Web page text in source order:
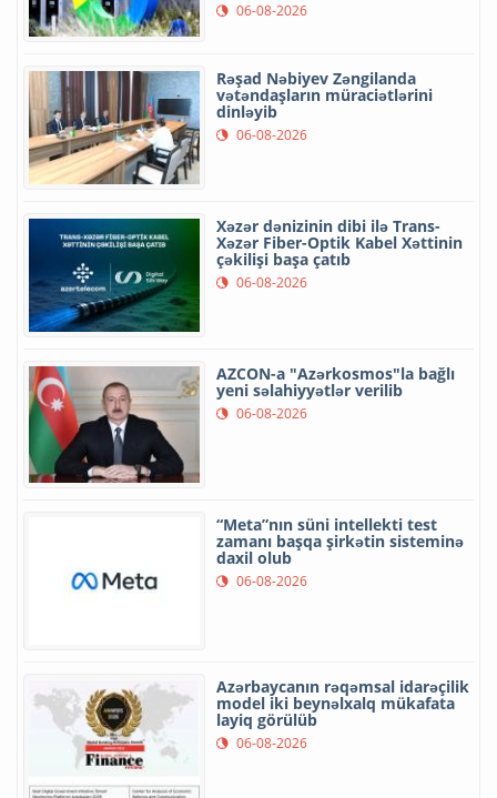
06-08-2026
Rəşad Nəbiyev Zəngilanda
vətəndaşların müraciətlərini
dinləyib
06-08-2026
Xəzər dənizinin dibi ilə Trans-
Xəzər Fiber-Optik Kabel Xəttinin
çəkilişi başa çatıb
06-08-2026
AZCON-a "Azərkosmos"la bağlı
yeni səlahiyyətlər verilib
06-08-2026
“Meta”nın süni intellekti test
zamanı başqa şirkətin sisteminə
daxil olub
06-08-2026
Azərbaycanın rəqəmsal idarəçilik
model iki beynəlxalq mükafata
layiq görülüb
06-08-2026